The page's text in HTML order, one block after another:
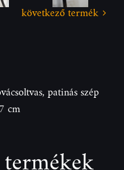
következő termék
patinás szép
cm